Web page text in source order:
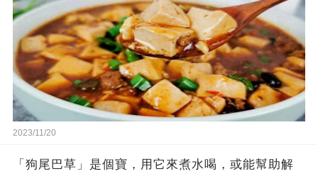
2023/11/20
「狗尾巴草」是個寶，用它來煮水喝，或能幫助解